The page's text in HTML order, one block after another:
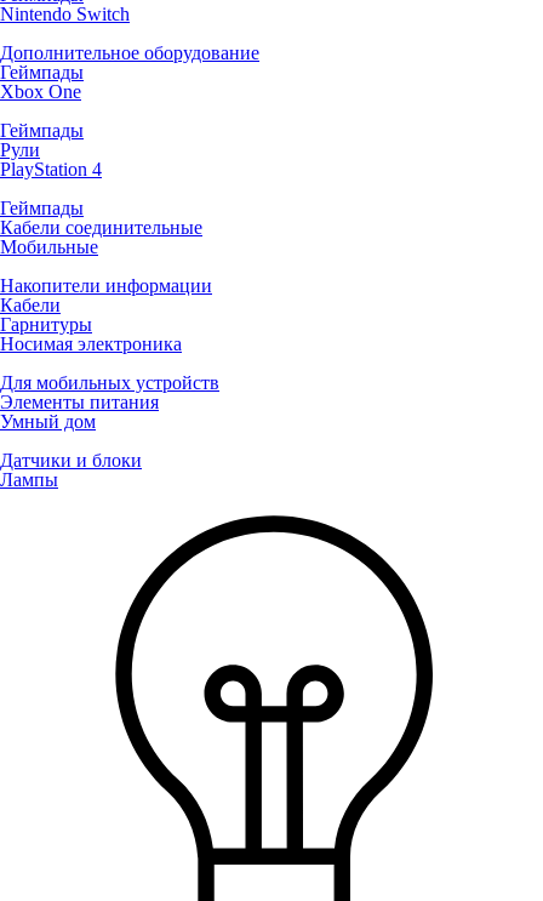
Nintendo Switch
Дополнительное оборудование
Геймпады
Xbox One
Геймпады
Рули
PlayStation 4
Геймпады
Кабели соединительные
Мобильные
Накопители информации
Кабели
Гарнитуры
Носимая электроника
Для мобильных устройств
Элементы питания
Умный дом
Датчики и блоки
Лампы